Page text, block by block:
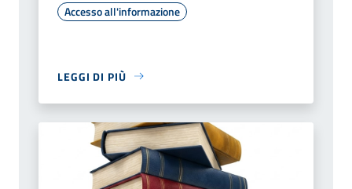
Accesso all'informazione
LEGGI DI PIÙ